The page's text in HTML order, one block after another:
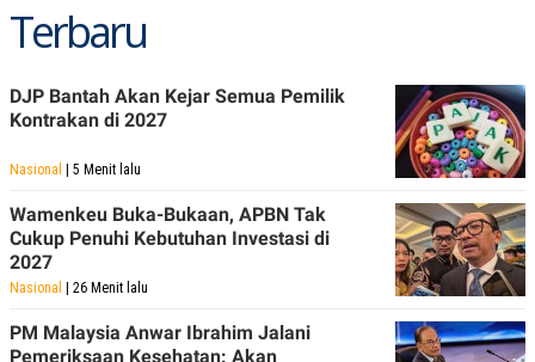
Terbaru
DJP Bantah Akan Kejar Semua Pemilik
Kontrakan di 2027
Nasional | 5 Menit lalu
Wamenkeu Buka-Bukaan, APBN Tak
Cukup Penuhi Kebutuhan Investasi di
2027
Nasional | 26 Menit lalu
PM Malaysia Anwar Ibrahim Jalani
Pemeriksaan Kesehatan: Akan